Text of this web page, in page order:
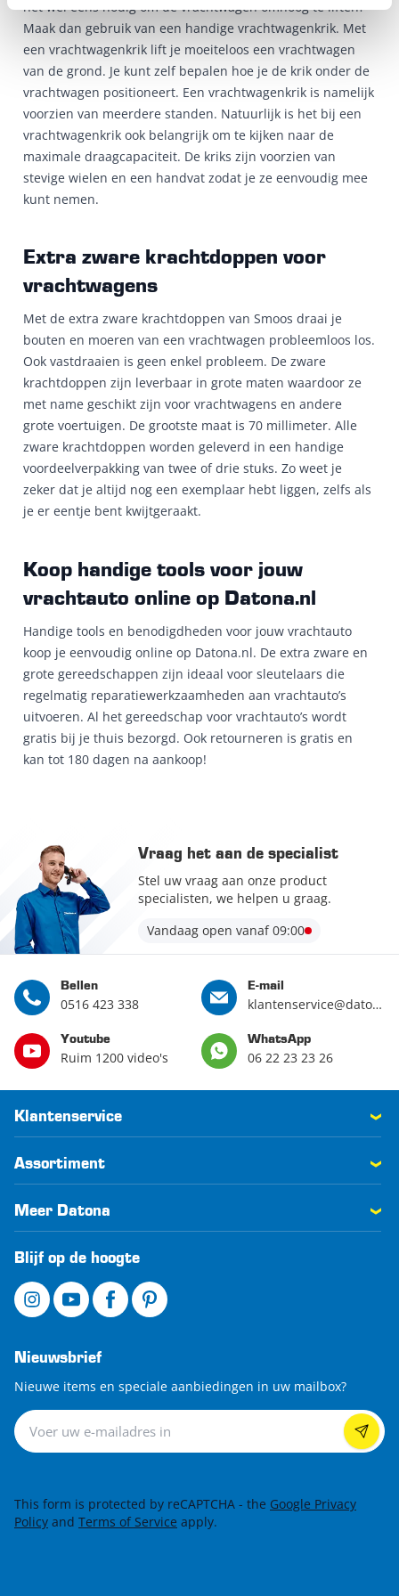
het wel eens nodig om de vrachtwagen omhoog te liften?
Maak dan gebruik van een handige vrachtwagenkrik. Met
een vrachtwagenkrik lift je moeiteloos een vrachtwagen
van de grond. Je kunt zelf bepalen hoe je de krik onder de
vrachtwagen positioneert. Een vrachtwagenkrik is namelijk
voorzien van meerdere standen. Natuurlijk is het bij een
vrachtwagenkrik ook belangrijk om te kijken naar de
maximale draagcapaciteit. De kriks zijn voorzien van
stevige wielen en een handvat zodat je ze eenvoudig mee
kunt nemen.
Extra zware krachtdoppen voor
vrachtwagens
Met de extra zware krachtdoppen van Smoos draai je
bouten en moeren van een vrachtwagen probleemloos los.
Ook vastdraaien is geen enkel probleem. De zware
krachtdoppen zijn leverbaar in grote maten waardoor ze
met name geschikt zijn voor vrachtwagens en andere
grote voertuigen. De grootste maat is 70 millimeter. Alle
zware krachtdoppen worden geleverd in een handige
voordeelverpakking van twee of drie stuks. Zo weet je
zeker dat je altijd nog een exemplaar hebt liggen, zelfs als
je er eentje bent kwijtgeraakt.
Koop handige tools voor jouw
vrachtauto online op Datona.nl
Handige tools en benodigdheden voor jouw vrachtauto
koop je eenvoudig online op Datona.nl. De extra zware en
grote gereedschappen zijn ideaal voor sleutelaars die
regelmatig reparatiewerkzaamheden aan vrachtauto’s
uitvoeren. Al het gereedschap voor vrachtauto’s wordt
gratis bij je thuis bezorgd. Ook retourneren is gratis en
kan tot 180 dagen na aankoop!
Vraag het aan de specialist
Stel uw vraag aan onze product
specialisten, we helpen u graag.
Vandaag open vanaf 09:00
Bellen
0516 423 338
E-mail
klantenservice@datona.nl
Youtube
Ruim 1200 video's
WhatsApp
06 22 23 23 26
Klantenservice
Assortiment
Meer Datona
Blijf op de hoogte
Nieuwsbrief
Nieuwe items en speciale aanbiedingen in uw mailbox?
Nieuwsbrief
This form is protected by reCAPTCHA - the Google Privacy
Policy and Terms of Service apply.